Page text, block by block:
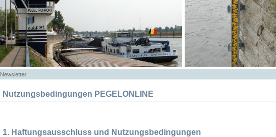
Newsletter
Nutzungsbedingungen PEGELONLINE
1. Haftungsausschluss und Nutzungsbedingungen